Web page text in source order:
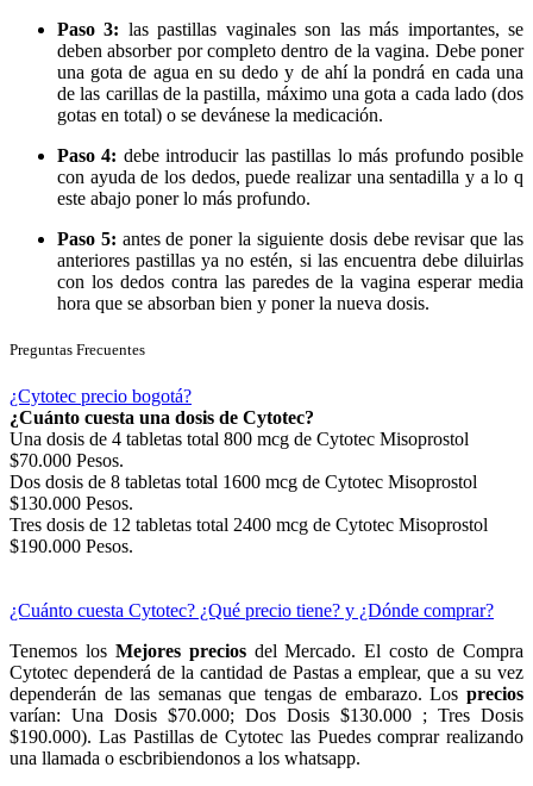
Paso 3: las pastillas vaginales son las más importantes, se
deben absorber por completo dentro de la vagina. Debe poner
una gota de agua en su dedo y de ahí la pondrá en cada una
de las carillas de la pastilla, máximo una gota a cada lado (dos
gotas en total) o se devánese la medicación.
Paso 4: debe introducir las pastillas lo más profundo posible
con ayuda de los dedos, puede realizar una sentadilla y a lo q
este abajo poner lo más profundo.
Paso 5: antes de poner la siguiente dosis debe revisar que las
anteriores pastillas ya no estén, si las encuentra debe diluirlas
con los dedos contra las paredes de la vagina esperar media
hora que se absorban bien y poner la nueva dosis.
Preguntas Frecuentes
¿Cytotec precio bogotá?
¿Cuánto cuesta una dosis de Cytotec?
Una dosis de 4 tabletas total 800 mcg de Cytotec Misoprostol
$70.000 Pesos.
Dos dosis de 8 tabletas total 1600 mcg de Cytotec Misoprostol
$130.000 Pesos.
Tres dosis de 12 tabletas total 2400 mcg de Cytotec Misoprostol
$190.000 Pesos.
¿Cuánto cuesta Cytotec? ¿Qué precio tiene? y ¿Dónde comprar?
Tenemos los Mejores preciosdel Mercado. El costo de Compra
Cytotec dependerá de la cantidad de Pastas a emplear, que a su vez
dependerán de las semanas que tengas de embarazo. Los precios
varían: Una Dosis $70.000; Dos Dosis $130.000 ; Tres Dosis
$190.000). Las Pastillas de Cytotec las Puedes comprar realizando
una llamada o escbribiendonos a los whatsapp.